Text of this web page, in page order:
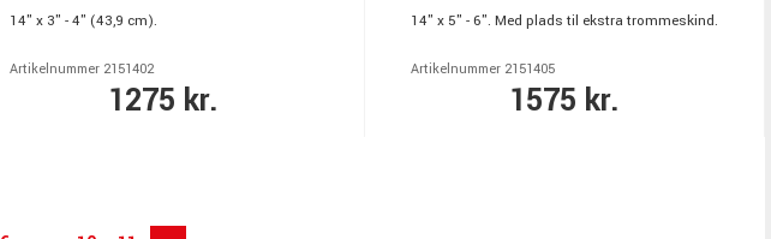
14" x 3" - 4" (43,9 cm).
Artikelnummer 2151402
1275 kr.
14" x 5" - 6". Med plads til ekstra trommeskind.
Artikelnummer 2151405
1575 kr.